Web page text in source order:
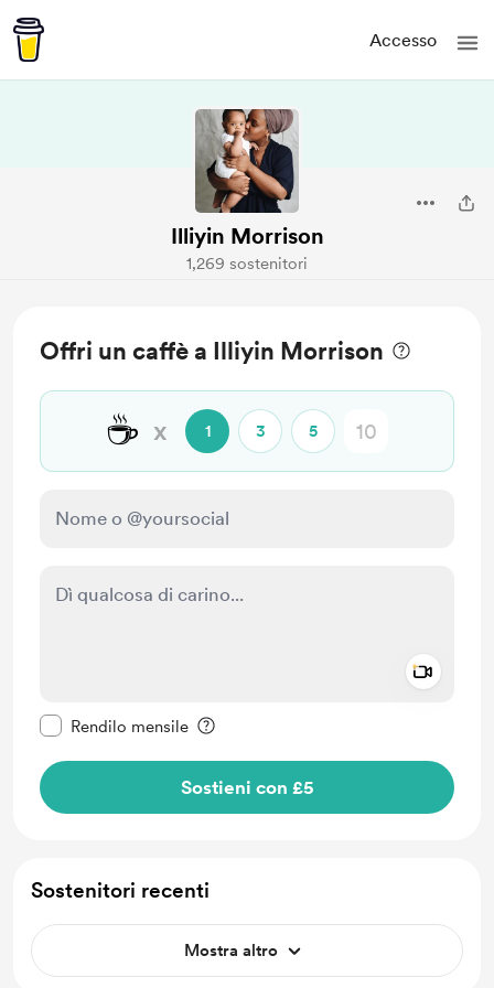
Accesso
Illiyin Morrison
1,269 sostenitori
Offri un caffè a Illiyin Morrison
☕ x 1 3 5
Rendilo mensile
Sostieni con £5
Sostenitori recenti
Mostra altro